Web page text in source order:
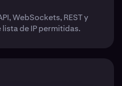
WebSockets, REST y
de IP permitidas.